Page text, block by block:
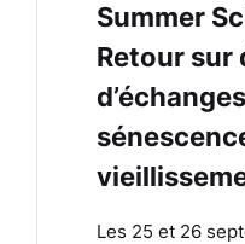
Summer
Retour sur
Les 25 et 26